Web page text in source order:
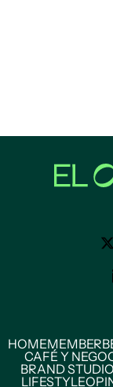
HOMEMEMBER
CAFÉ Y
BRAND STUDIO
LIFESTYLE